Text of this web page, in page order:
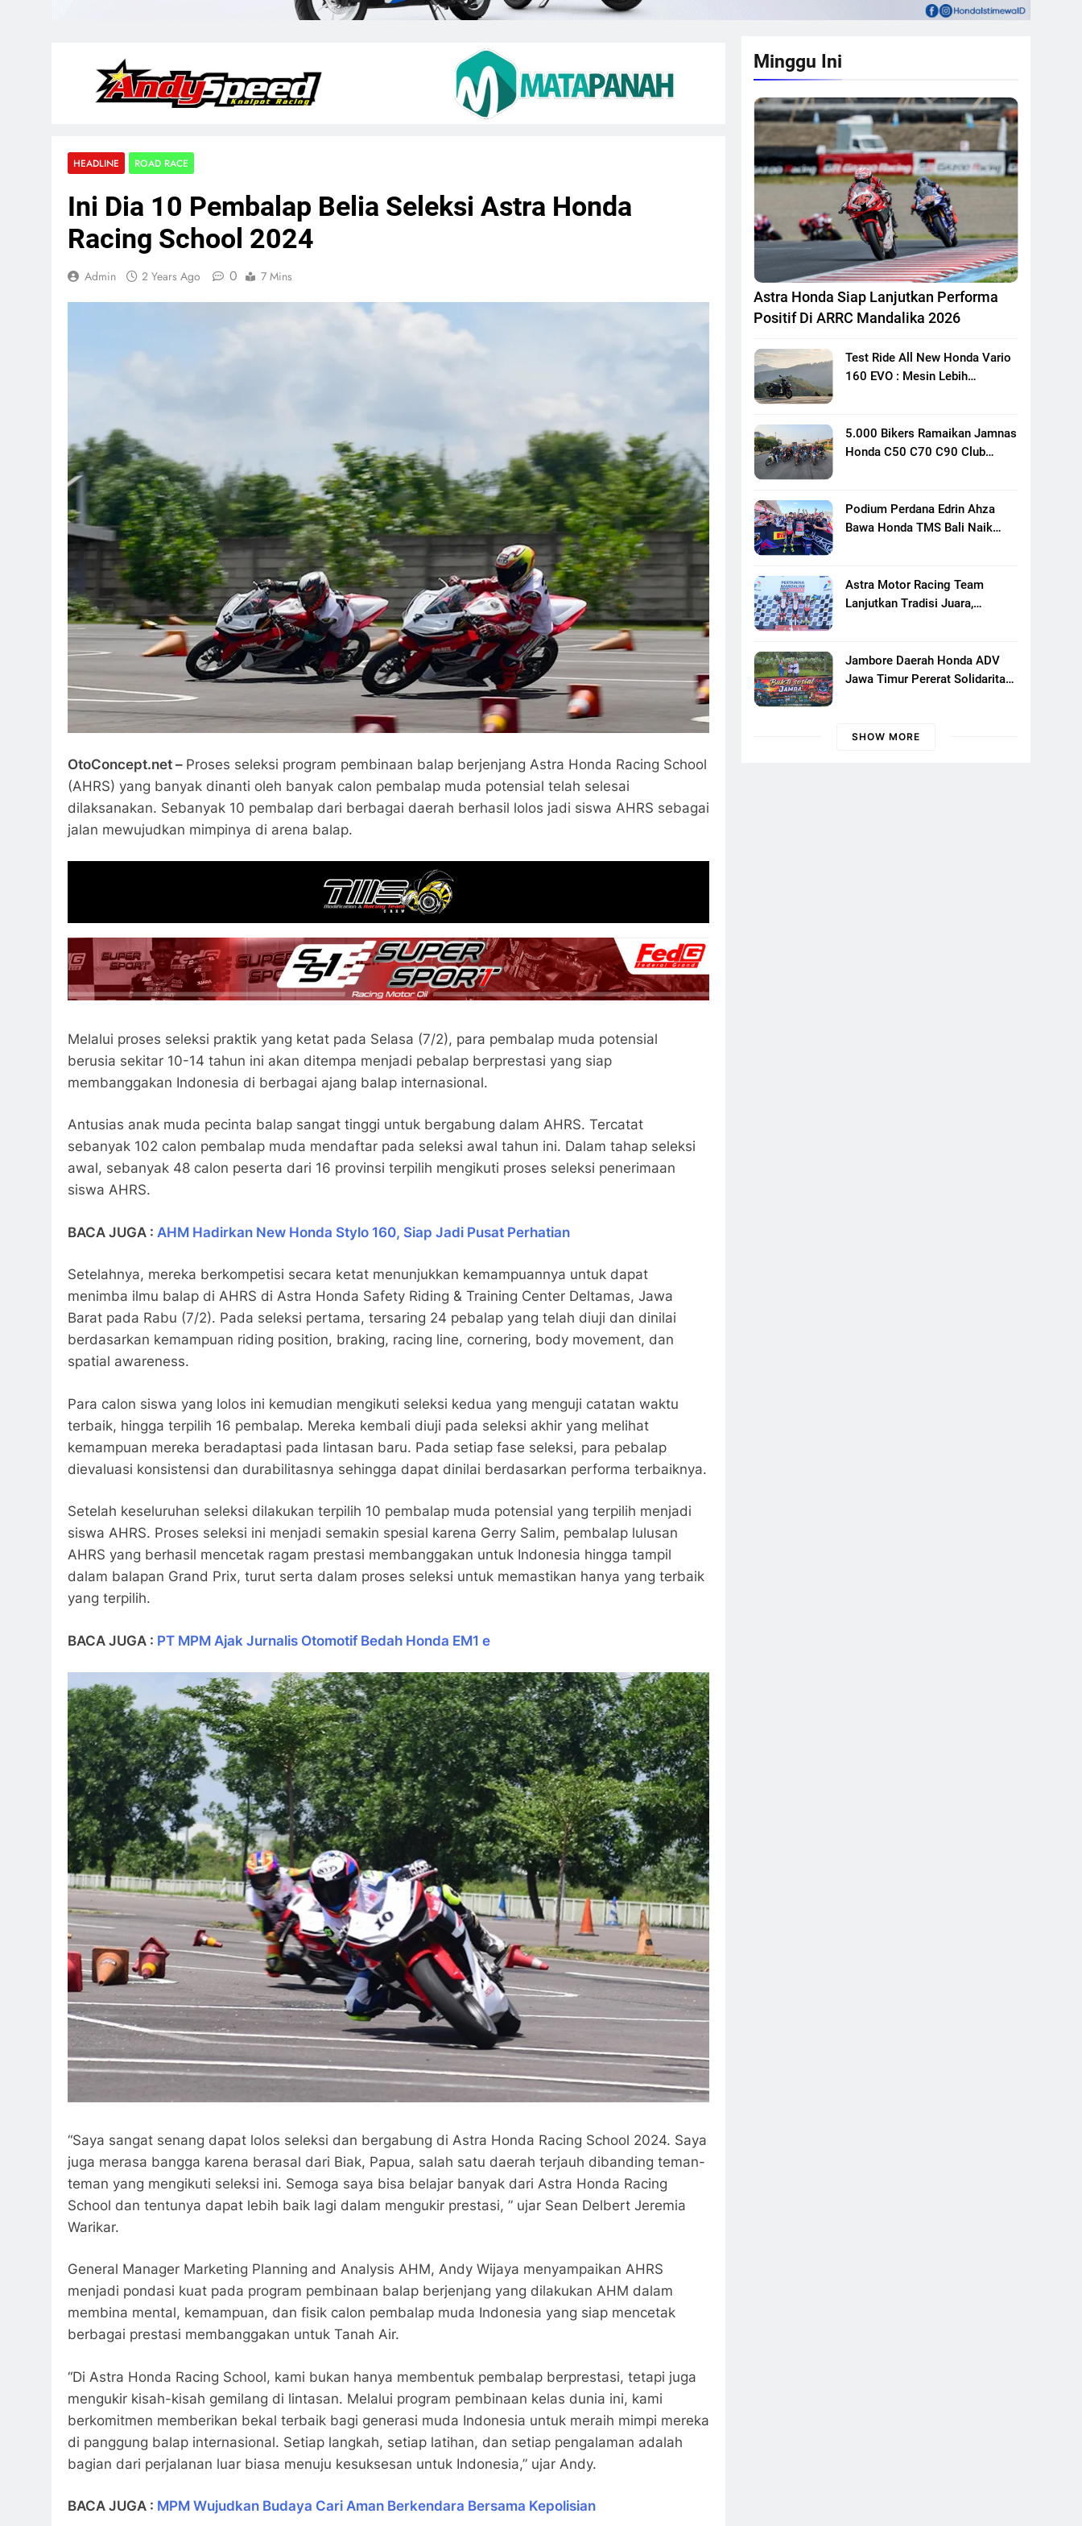
HEADLINE ROAD RACE
Ini Dia 10 Pembalap Belia Seleksi Astra Honda
Racing School 2024
Admin 2 Years Ago 0 7 Mins
OtoConcept.net – Proses seleksi program pembinaan balap berjenjang Astra Honda Racing School
(AHRS) yang banyak dinanti oleh banyak calon pembalap muda potensial telah selesai
dilaksanakan. Sebanyak 10 pembalap dari berbagai daerah berhasil lolos jadi siswa AHRS sebagai
jalan mewujudkan mimpinya di arena balap.
Melalui proses seleksi praktik yang ketat pada Selasa (7/2), para pembalap muda potensial
berusia sekitar 10-14 tahun ini akan ditempa menjadi pebalap berprestasi yang siap
membanggakan Indonesia di berbagai ajang balap internasional.
Antusias anak muda pecinta balap sangat tinggi untuk bergabung dalam AHRS. Tercatat
sebanyak 102 calon pembalap muda mendaftar pada seleksi awal tahun ini. Dalam tahap seleksi
awal, sebanyak 48 calon peserta dari 16 provinsi terpilih mengikuti proses seleksi penerimaan
siswa AHRS.
BACA JUGA : AHM Hadirkan New Honda Stylo 160, Siap Jadi Pusat Perhatian
Setelahnya, mereka berkompetisi secara ketat menunjukkan kemampuannya untuk dapat
menimba ilmu balap di AHRS di Astra Honda Safety Riding & Training Center Deltamas, Jawa
Barat pada Rabu (7/2). Pada seleksi pertama, tersaring 24 pebalap yang telah diuji dan dinilai
berdasarkan kemampuan riding position, braking, racing line, cornering, body movement, dan
spatial awareness.
Para calon siswa yang lolos ini kemudian mengikuti seleksi kedua yang menguji catatan waktu
terbaik, hingga terpilih 16 pembalap. Mereka kembali diuji pada seleksi akhir yang melihat
kemampuan mereka beradaptasi pada lintasan baru. Pada setiap fase seleksi, para pebalap
dievaluasi konsistensi dan durabilitasnya sehingga dapat dinilai berdasarkan performa terbaiknya.
Setelah keseluruhan seleksi dilakukan terpilih 10 pembalap muda potensial yang terpilih menjadi
siswa AHRS. Proses seleksi ini menjadi semakin spesial karena Gerry Salim, pembalap lulusan
AHRS yang berhasil mencetak ragam prestasi membanggakan untuk Indonesia hingga tampil
dalam balapan Grand Prix, turut serta dalam proses seleksi untuk memastikan hanya yang terbaik
yang terpilih.
BACA JUGA : PT MPM Ajak Jurnalis Otomotif Bedah Honda EM1 e
“Saya sangat senang dapat lolos seleksi dan bergabung di Astra Honda Racing School 2024. Saya
juga merasa bangga karena berasal dari Biak, Papua, salah satu daerah terjauh dibanding teman-
teman yang mengikuti seleksi ini. Semoga saya bisa belajar banyak dari Astra Honda Racing
School dan tentunya dapat lebih baik lagi dalam mengukir prestasi, ” ujar Sean Delbert Jeremia
Warikar.
General Manager Marketing Planning and Analysis AHM, Andy Wijaya menyampaikan AHRS
menjadi pondasi kuat pada program pembinaan balap berjenjang yang dilakukan AHM dalam
membina mental, kemampuan, dan fisik calon pembalap muda Indonesia yang siap mencetak
berbagai prestasi membanggakan untuk Tanah Air.
“Di Astra Honda Racing School, kami bukan hanya membentuk pembalap berprestasi, tetapi juga
mengukir kisah-kisah gemilang di lintasan. Melalui program pembinaan kelas dunia ini, kami
berkomitmen memberikan bekal terbaik bagi generasi muda Indonesia untuk meraih mimpi mereka
di panggung balap internasional. Setiap langkah, setiap latihan, dan setiap pengalaman adalah
bagian dari perjalanan luar biasa menuju kesuksesan untuk Indonesia,” ujar Andy.
BACA JUGA : MPM Wujudkan Budaya Cari Aman Berkendara Bersama Kepolisian
Minggu Ini
Astra Honda Siap Lanjutkan Performa
Positif Di ARRC Mandalika 2026
Test Ride All New Honda Vario
160 EVO : Mesin Lebih
5.000 Bikers Ramaikan Jamnas
Honda C50 C70 C90 Club
Motor Klasik Honda
Podium Perdana Edrin Ahza
Bawa Honda TMS Bali Naik
Astra Motor Racing Team
Lanjutkan Tradisi Juara,
Putaran Ke 3
Jambore Daerah Honda ADV
Jawa Timur Pererat Solidaritas
Banyuwangi
SHOW MORE